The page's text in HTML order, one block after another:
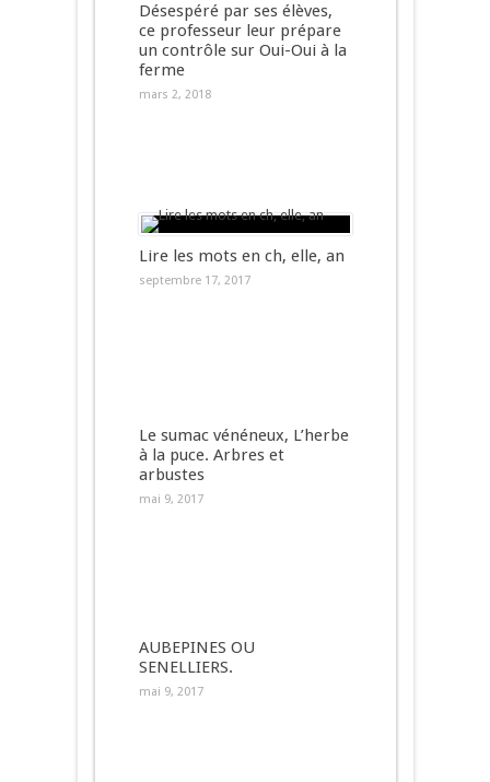
Désespéré par ses élèves,
ce professeur leur prépare
un contrôle sur Oui-Oui à la
ferme
mars 2, 2018
Lire les mots en ch, elle, an
septembre 17, 2017
Le sumac vénéneux, L’herbe
à la puce. Arbres et
arbustes
mai 9, 2017
AUBEPINES OU
SENELLIERS.
mai 9, 2017